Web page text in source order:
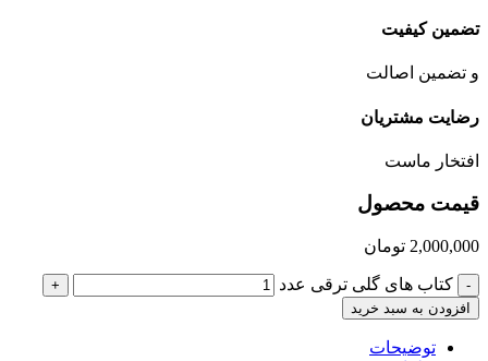
تضمین کیفیت
و تضمین اصالت
رضایت مشتریان
افتخار ماست
قیمت محصول
2,000,000 تومان
- کتاب های گلی ترقی عدد
+
افزودن به سبد خرید
توضیحات